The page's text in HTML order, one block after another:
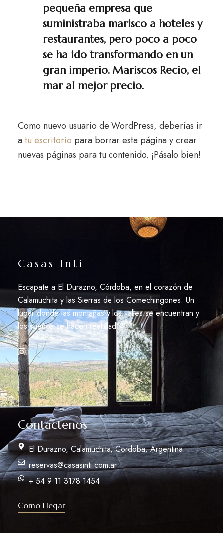
pequeña empresa que
suministraba marisco a hoteles y
restaurantes, pero poco a poco
se ha ido transformando en un
gran imperio. Mariscos Recio, el
mar al mejor precio.
Como nuevo usuario de WordPress, deberías ir
atu escritorio para borrar esta página y crear
nuevas páginas para tu contenido. ¡Pásalo bien!
Casas Inti
Escapate a El Durazno, Córdoba, en el corazón de
Calamuchita y las Sierras de los Comechingones. Un
lugar donde las montañas y los valles se encuentran y
los sueños se hacen realidad.
Contactenos
El Durazno, Calamuchita, Cordoba. Argentina
reservas@casasinti.com.ar
+ 54 9 11 3178 1454
Como Llegar